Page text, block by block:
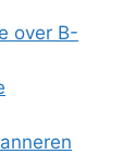
over B-